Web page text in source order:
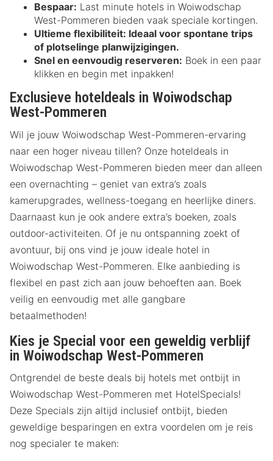
Bespaar: Last minute hotels in Woiwodschap
West-Pommeren bieden vaak speciale kortingen.
Ultieme flexibiliteit: Ideaal voor spontane trips
of plotselinge planwijzigingen.
Snel en eenvoudig reserveren: Boek in een paar
klikken en begin met inpakken!
Exclusieve hoteldeals in Woiwodschap
West-Pommeren
Wil je jouw Woiwodschap West-Pommeren-ervaring
naar een hoger niveau tillen? Onze hoteldeals in
Woiwodschap West-Pommeren bieden meer dan alleen
een overnachting – geniet van extra’s zoals
kamerupgrades, wellness-toegang en heerlijke diners.
Daarnaast kun je ook andere extra’s boeken, zoals
outdoor-activiteiten. Of je nu ontspanning zoekt of
avontuur, bij ons vind je jouw ideale hotel in
Woiwodschap West-Pommeren. Elke aanbieding is
flexibel en past zich aan jouw behoeften aan. Boek
veilig en eenvoudig met alle gangbare
betaalmethoden!
Kies je Special voor een geweldig verblijf
in Woiwodschap West-Pommeren
Ontgrendel de beste deals bij hotels met ontbijt in
Woiwodschap West-Pommeren met HotelSpecials!
Deze Specials zijn altijd inclusief ontbijt, bieden
geweldige besparingen en extra voordelen om je reis
nog specialer te maken: